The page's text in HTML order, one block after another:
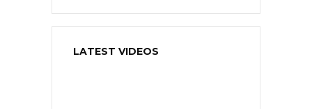
LATEST VIDEOS